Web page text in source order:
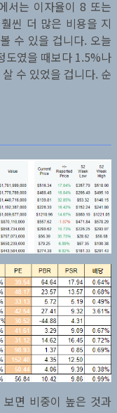
서는 이자율이 8 또는
씬 더 많은 비용을 지
수 있을 겁니다. 오늘
도였을 때보다 1.5%나
수 있었을 겁니다. 순
면 비중이 높은 것과